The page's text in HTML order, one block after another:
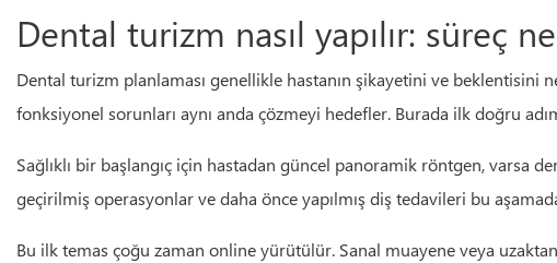
Dental turizm nasıl yapılır: süreç
Dental turizm planlaması genellikle hastanın şikayetini ve
fonksiyonel sorunları aynı anda çözmeyi hedefler. Burada ilk doğru
Sağlıklı bir başlangıç için hastadan güncel panoramik röntgen, varsa
geçirilmiş operasyonlar ve daha önce yapılmış diş tedavileri bu
Bu ilk temas çoğu zaman online yürütülür. Sanal muayene veya